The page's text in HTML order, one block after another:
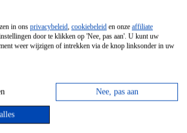
Kookplaat
in ons privacybeleid, cookiebeleid en onze affiliate
door te klikken op 'Nee, pas aan'. U kunt uw
weer wijzigen of intrekken via de knop linksonder in uw
Nee, pas aan